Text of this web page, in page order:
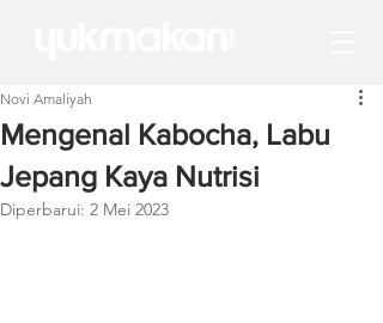
Mengenal Kabocha, Labu
Jepang Kaya Nutrisi
Novi Amaliyah
Diperbarui: 2 Mei 2023